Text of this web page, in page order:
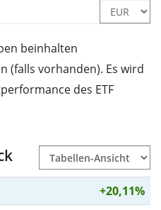
beinhalten
(falls vorhanden). Es wird
des ETF
+20,11%